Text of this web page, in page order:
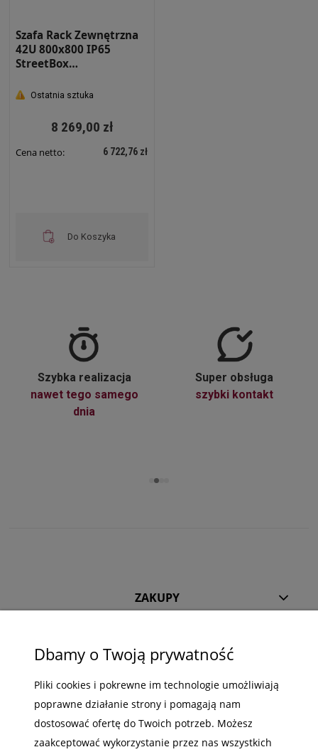
Szafa Rack Zewnętrzna
42U 800x800 IP65
StreetBox
7035 STRBX-8820-42U
Ostatnia sztuka
8 269,00 zł
Cena netto: 6 722,76 zł
Do Koszyka
Szybka realizacja
nawet tego samego
dnia
Super obsługa
szybki kontakt
ZAKUPY
MOJE KONTO
INFORMACJE
Dbamy o Twoją prywatność
Pliki cookies i pokrewne im technologie umożliwiają
poprawne działanie strony i pomagają nam
dostosować ofertę do Twoich potrzeb. Możesz
zaakceptować wykorzystanie przez nas wszystkich